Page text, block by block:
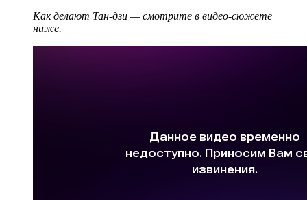
Как делают Тан-дзи — смотрите в видео-сюжете
ниже.